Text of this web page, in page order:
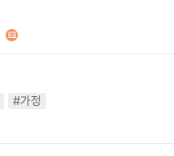
#가정